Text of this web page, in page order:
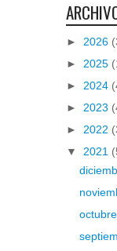
► 2026
► 2025
► 2024
► 2023
► 2022
▼ 2021